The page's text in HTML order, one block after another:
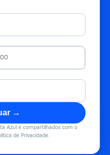
→
Azul e compartilhados com o
de Privacidade.